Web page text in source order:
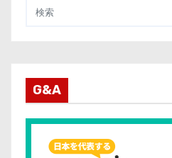
G&A